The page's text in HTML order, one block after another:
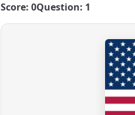
Score: 0Question: 1